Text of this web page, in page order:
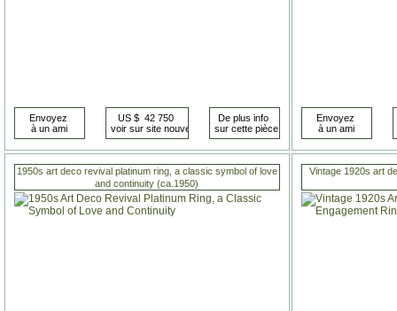
1950s art deco revival platinum ring, a classic symbol of love
and continuity (ca.1950)
Vintage 1920s art